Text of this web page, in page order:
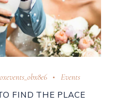
Events
FIND THE PLACE